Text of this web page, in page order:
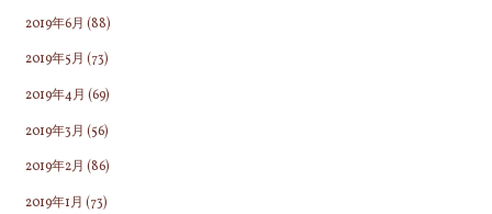
2019年6月 (88)
2019年5月 (73)
2019年4月 (69)
2019年3月 (56)
2019年2月 (86)
2019年1月 (73)